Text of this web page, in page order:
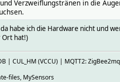
Verzweiflungstränen in die
habe ich die Hardware nicht und
Ort hat!)
| CUL_HM (VCCU) | MQTT2:
files, MySensors